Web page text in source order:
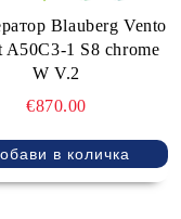
Blauberg Vento
A50C3-1 S8 chrome
W V.2
€870.00